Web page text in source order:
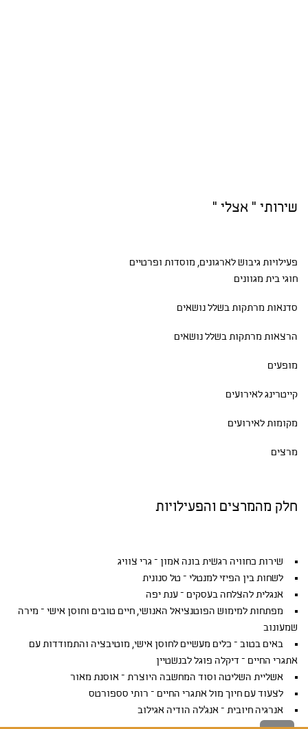
שירותי " אצלי "
פעילויות גיבושלארגונים, מוסדות ופרטיים
חוגי בית מגוונים
סדנאות מרתקות בשלל נושאים
הרצאות מרתקות בשלל נושאים
מופעים
קייטרינג לאירועים
מקומות לאירועים
מרצים
חלק מהמרצים והפעילויות
שירות כחוויה רגשית בונה אמון – גרי צוויג
לשחות בין הפיזי למנטלי – טל סנונית
אנגלית להצלחה בעסקים – ענת יפה
מפתחות למימוש הפוטנציאל האנושי, חיים טובים וחוסן אישי – מירה
שמעונוב
באים בטוב – כלים מעשיים לחוסן אישי, מוטיבציה והתמודדות עם
אתגרי החיים – דיקלה פוגל לבנשטיין
אשליית השליטה וסוד המחשבה היוצרת – אוסנת מאור
לצעוד עם חיוך מול אתגרי החיים – רותי סספורטס
אנרגיה חיובית – אנג'לה הודיה אגילוב